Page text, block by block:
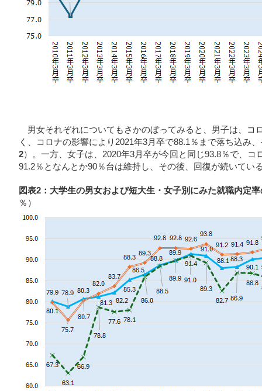
男女それぞれについてもさかのぼってみると、男子は、コ
く、コロナの影響により2021年3月卒で88.1％まで落ち込み
2）。一方、女子は、2020年3月卒が今回と同じ93.8％で、コ
91.2％となんとか90％台は維持し、その後、回復が続いてい
図表2：大学生の男女および短大生・女子別にみた就職内定
％）